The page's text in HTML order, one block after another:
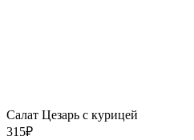
Салат Цезарь с курицей
315₽